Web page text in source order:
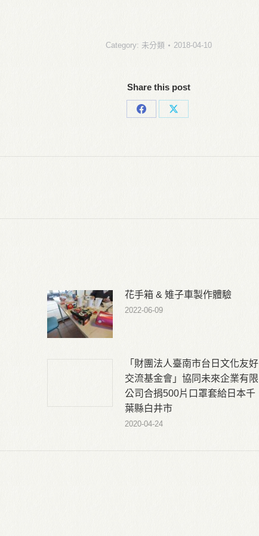
Category: 未分類 2018-04-10
Share this post
Share
Share
花手箱 & 雉子車製作體驗
2022-06-09
「財團法人臺南市台日文化友好
交流基金會」協同未來企業有限
公司合捐500片口罩套給日本千
葉縣白井市
2020-04-24